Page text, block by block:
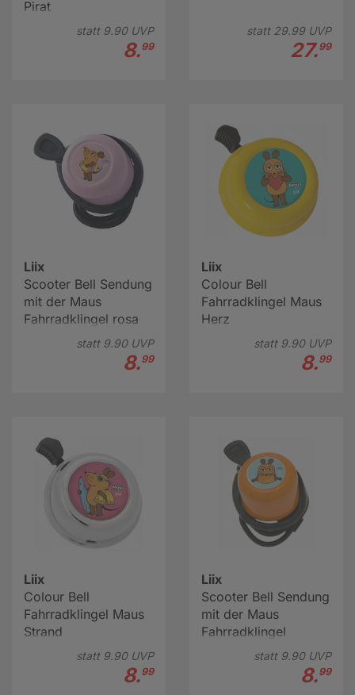
Pirat
statt 9.90UVP
8.99
statt 29.99UVP
27.99
Liix
Scooter Bell Sendung
mit der Maus
Fahrradklingel rosa
statt 9.90UVP
8.99
Liix
Colour Bell
Fahrradklingel Maus
Herz
statt 9.90UVP
8.99
Liix
Colour Bell
Fahrradklingel Maus
Strand
statt 9.90UVP
8.99
Liix
Scooter Bell Sendung
mit der Maus
Fahrradklingel
statt 9.90UVP
8.99